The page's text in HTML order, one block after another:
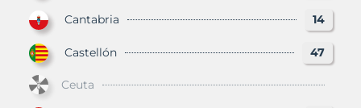
Cantabria 14
Castellón 47
Ceuta